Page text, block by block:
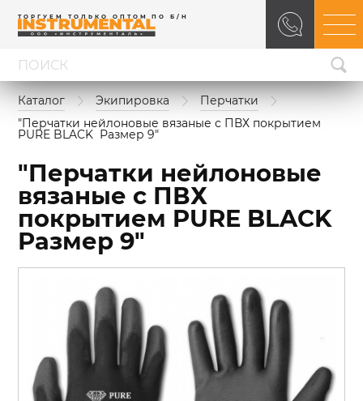
ТОРГУЕМ ТОЛЬКО ОПТОМ ПО Б/Н
Каталог Экипировка
Перчатки
"Перчатки нейлоновые вязаные с ПВХ покрытием
PURE BLACK  Размер 9"
"Перчатки нейлоновые
вязаные с ПВХ
покрытием PURE BLACK
Размер 9"